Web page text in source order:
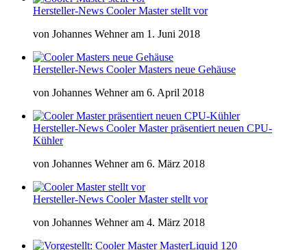
Hersteller-News Cooler Master stellt vor
von Johannes Wehneram 1. Juni 2018
Hersteller-News Cooler Masters neue Gehäuse
von Johannes Wehneram 6. April 2018
Hersteller-News Cooler Master präsentiert neuen CPU-
Kühler
von Johannes Wehneram 6. März 2018
Hersteller-News Cooler Master stellt vor
von Johannes Wehneram 4. März 2018